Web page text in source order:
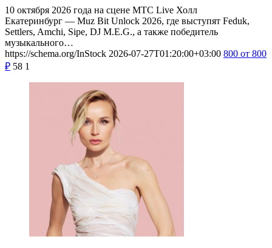
10 октября 2026 года на сцене МТС Live Холл
Екатеринбург — Muz Bit Unlock 2026, где выступят Feduk,
Settlers, Amchi, Sipe, DJ M.E.G., а также победитель
музыкального…
https://schema.org/InStock 2026-07-27T01:20:00+03:00 800 от 800
₽ 58 1